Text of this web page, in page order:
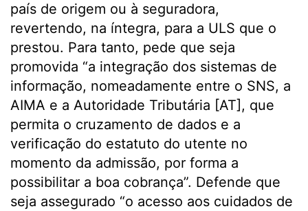
país de origem ou à seguradora,
revertendo, na íntegra, para a ULS que o
prestou. Para tanto, pede que seja
promovida “a integração dos sistemas de
informação, nomeadamente entre o SNS, a
AIMA e a Autoridade Tributária [AT], que
permita o cruzamento de dados e a
verificação do estatuto do utente no
momento da admissão, por forma a
possibilitar a boa cobrança”. Defende que
seja assegurado “o acesso aos cuidados de